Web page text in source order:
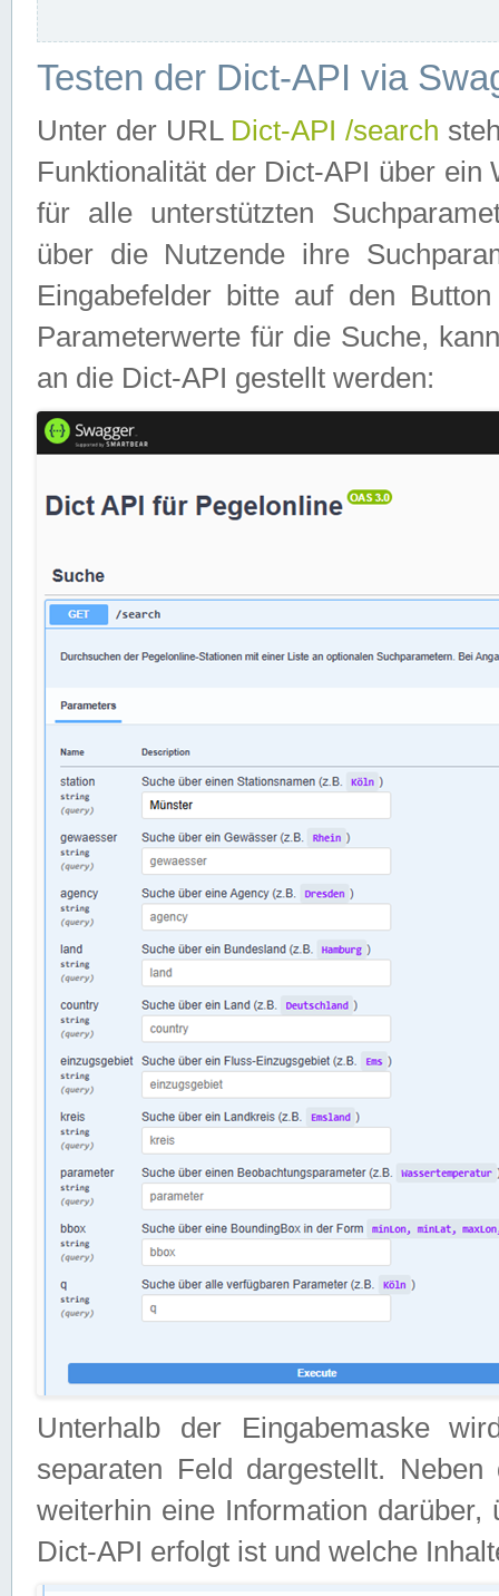
Testen der Dict-API via
Unter der URL Dict-API /search
Funktionalität der Dict-API über
für alle unterstützten
über die Nutzende ihre
Eingabefelder bitte auf den
Parameterwerte für die Suche,
an die Dict-API gestellt werden:
Unterhalb der Eingabemaske
separaten Feld dargestellt.
weiterhin eine Information
Dict-API erfolgt ist und welche